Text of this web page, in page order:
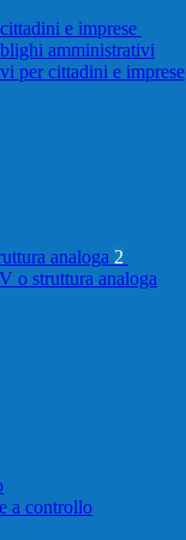
e imprese
amministrativi
per cittadini e imprese
analoga 2
o struttura analoga
a controllo